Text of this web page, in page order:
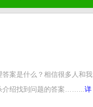
案是什么？相信很多人和我
介绍找到问题的答案……... 详